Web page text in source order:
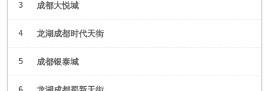
3 成都大悦城
4 龙湖成都时代天街
5 成都银泰城